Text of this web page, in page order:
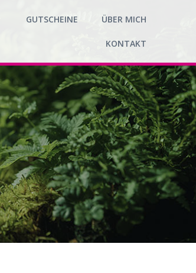
GUTSCHEINE ÜBER MICH
KONTAKT